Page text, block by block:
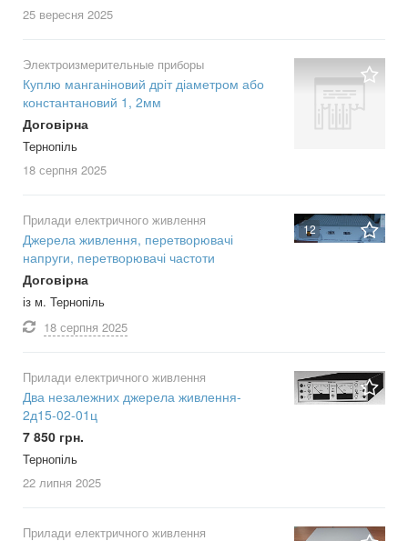
25 вересня 2025
Электроизмерительные приборы
Куплю манганіновий дріт діаметром або
константановий 1, 2мм
Договірна
Тернопіль
18 серпня 2025
12
Прилади електричного живлення
Джерела живлення, перетворювачі
напруги, перетворювачі частоти
Договірна
із м. Тернопіль
18 серпня 2025
Прилади електричного живлення
Два незалежних джерела живлення-
2д15-02-01ц
7 850 грн.
Тернопіль
22 липня 2025
Прилади електричного живлення